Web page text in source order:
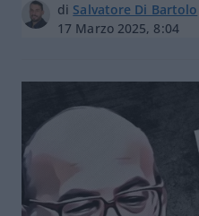
di Salvatore Di Bartolo
17 Marzo 2025, 8:04